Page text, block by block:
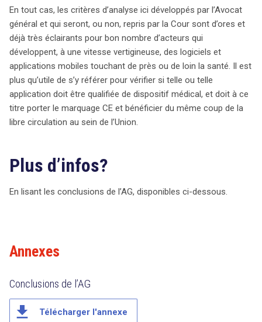
En tout cas, les critères d’analyse ici développés par l’Avocat
général et qui seront, ou non, repris par la Cour sont d’ores et
déjà très éclairants pour bon nombre d’acteurs qui
développent, à une vitesse vertigineuse, des logiciels et
applications mobiles touchant de près ou de loin la santé. Il est
plus qu’utile de s’y référer pour vérifier si telle ou telle
application doit être qualifiée de dispositif médical, et doit à ce
titre porter le marquage CE et bénéficier du même coup de la
libre circulation au sein de l’Union.
Plus d’infos?
En lisant les conclusions de l’AG, disponibles ci-dessous.
Annexes
Conclusions de l’AG
file_download Télécharger l'annexe